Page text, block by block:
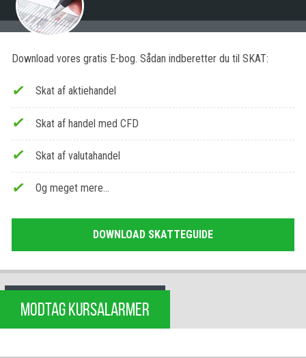
Download vores gratis E-bog. Sådan indberetter du til SKAT:
Skat af aktiehandel
Skat af handel med CFD
Skat af valutahandel
Og meget mere…
DOWNLOAD SKATTEGUIDE
MODTAG KURSALARMER